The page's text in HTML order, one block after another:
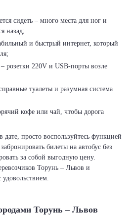
сидеть – много места для ног и
назад;
и быстрый интернет, который
розетки 220V и USB-порты возле
туалеты и разумная система
кофе или чай, чтобы дорога
дате, просто воспользуйтесь функцией
билеты на автобус без
за собой выгодную цену.
Торунь – Львов и
Торунь – Львов